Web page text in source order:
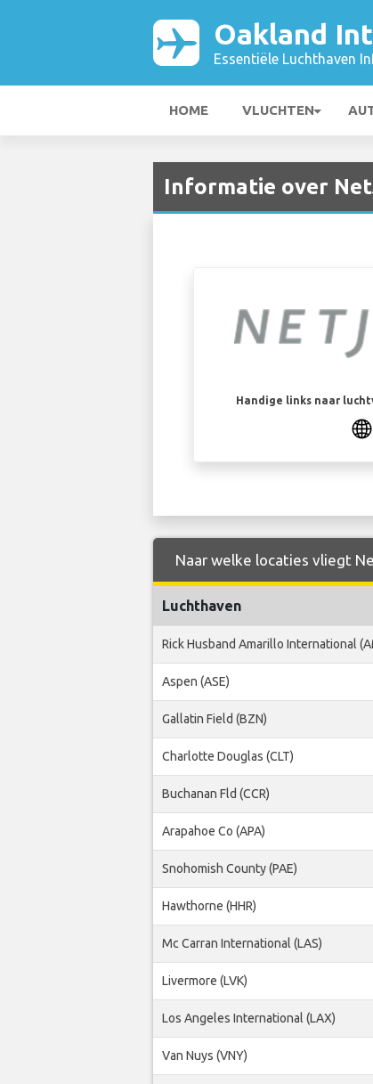
Oakland
Essentiële Luchthaven
HOME VLUCHTEN
Informatie over
Handige links naar
Naar welke locaties vliegt
Luchthaven
Rick Husband Amarillo International
Aspen (ASE)
Gallatin Field (BZN)
Charlotte Douglas (CLT)
Buchanan Fld (CCR)
Arapahoe Co (APA)
Snohomish County (PAE)
Hawthorne (HHR)
Mc Carran International (LAS)
Livermore (LVK)
Los Angeles International (LAX)
Van Nuys (VNY)